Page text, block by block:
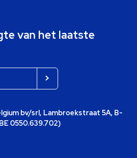
van het laatste
bv/srl, Lambroekstraat 5A, B-
0550.639.702)